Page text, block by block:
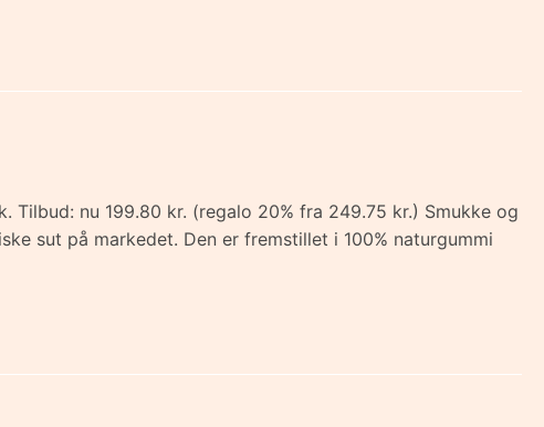
Tilbud: nu 199.80 kr. (regalo 20% fra 249.75 kr.) Smukke og
sut på markedet. Den er fremstillet i 100% naturgummi